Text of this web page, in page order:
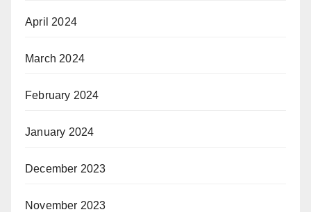
April 2024
March 2024
February 2024
January 2024
December 2023
November 2023